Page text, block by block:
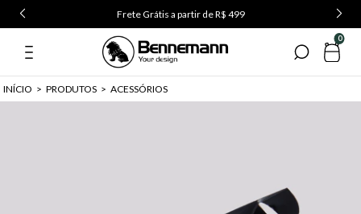
Frete Grátis a partir de R$ 499
0
INÍCIO > PRODUTOS > ACESSÓRIOS